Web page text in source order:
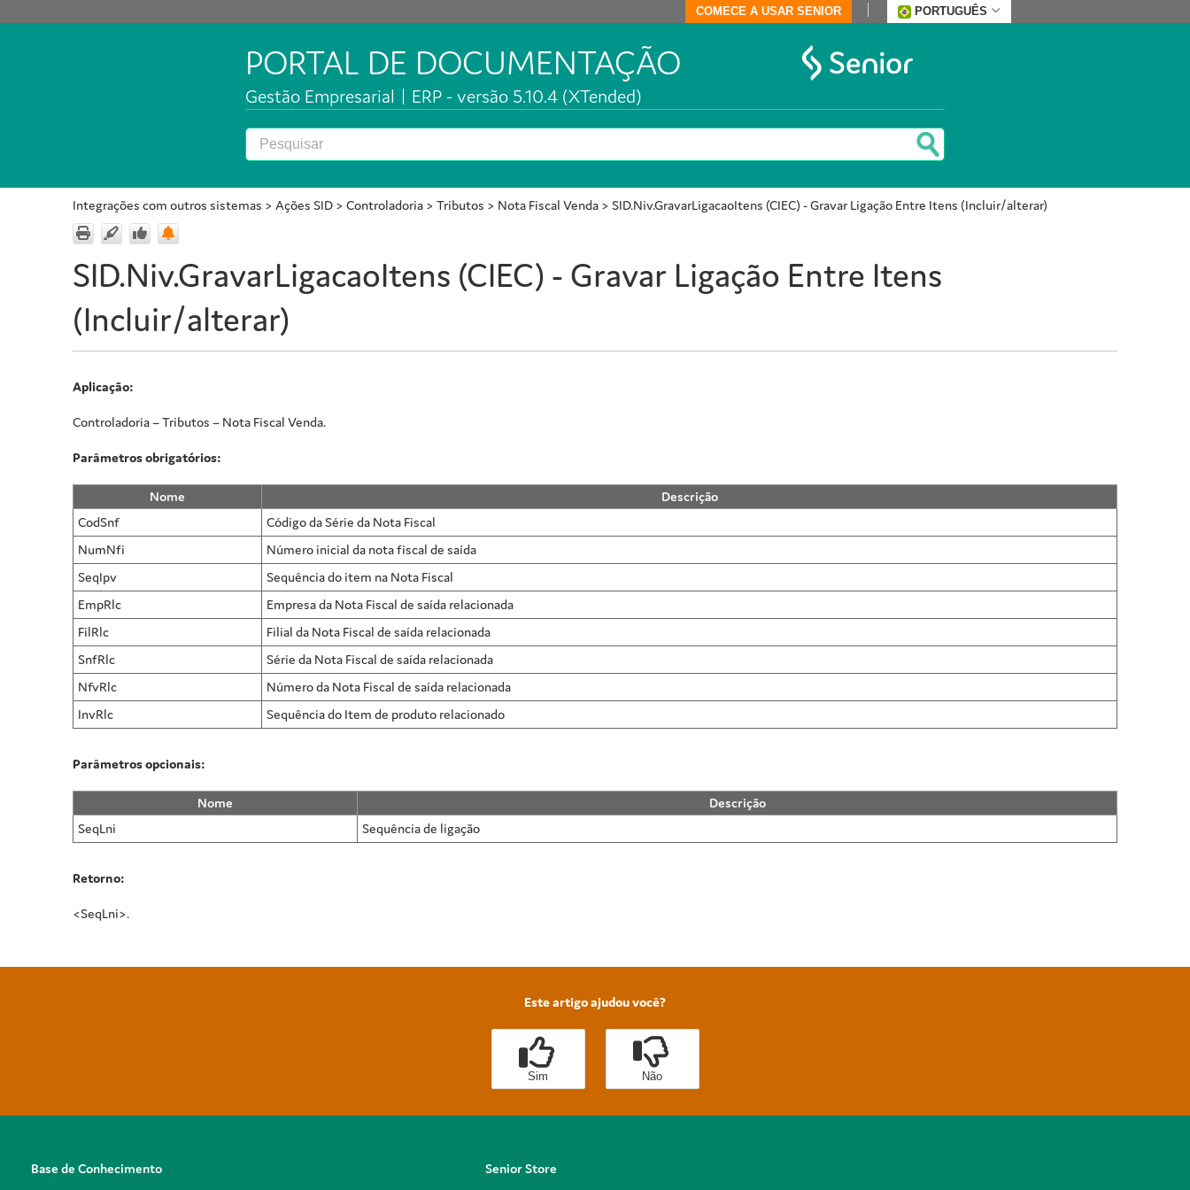
COMECE A USAR SENIOR PORTUGUÊS
PORTAL DE DOCUMENTAÇÃO
Gestão Empresarial | ERP - versão 5.10.4 (XTended)
Integrações com outros sistemas > Ações SID > Controladoria > Tributos > Nota Fiscal Venda > SID.Niv.GravarLigacaoItens (CIEC) - Gravar Ligação Entre Itens (Incluir/alterar)
SID.Niv.GravarLigacaoItens (CIEC) - Gravar Ligação Entre Itens
(Incluir/alterar)
Aplicação:
Controladoria – Tributos – Nota Fiscal Venda.
Parâmetros obrigatórios:
Nome
Descrição
CodSnf
Código da Série da Nota Fiscal
NumNfi
Número inicial da nota fiscal de saída
SeqIpv
Sequência do item na Nota Fiscal
EmpRlc
Empresa da Nota Fiscal de saída relacionada
FilRlc
Filial da Nota Fiscal de saída relacionada
SnfRlc
Série da Nota Fiscal de saída relacionada
NfvRlc
Número da Nota Fiscal de saída relacionada
InvRlc
Sequência do Item de produto relacionado
Parâmetros opcionais:
Nome
Descrição
SeqLni
Sequência de ligação
Retorno:
<SeqLni>.
Este artigo ajudou você?
Sim Não
Base de Conhecimento Senior Store